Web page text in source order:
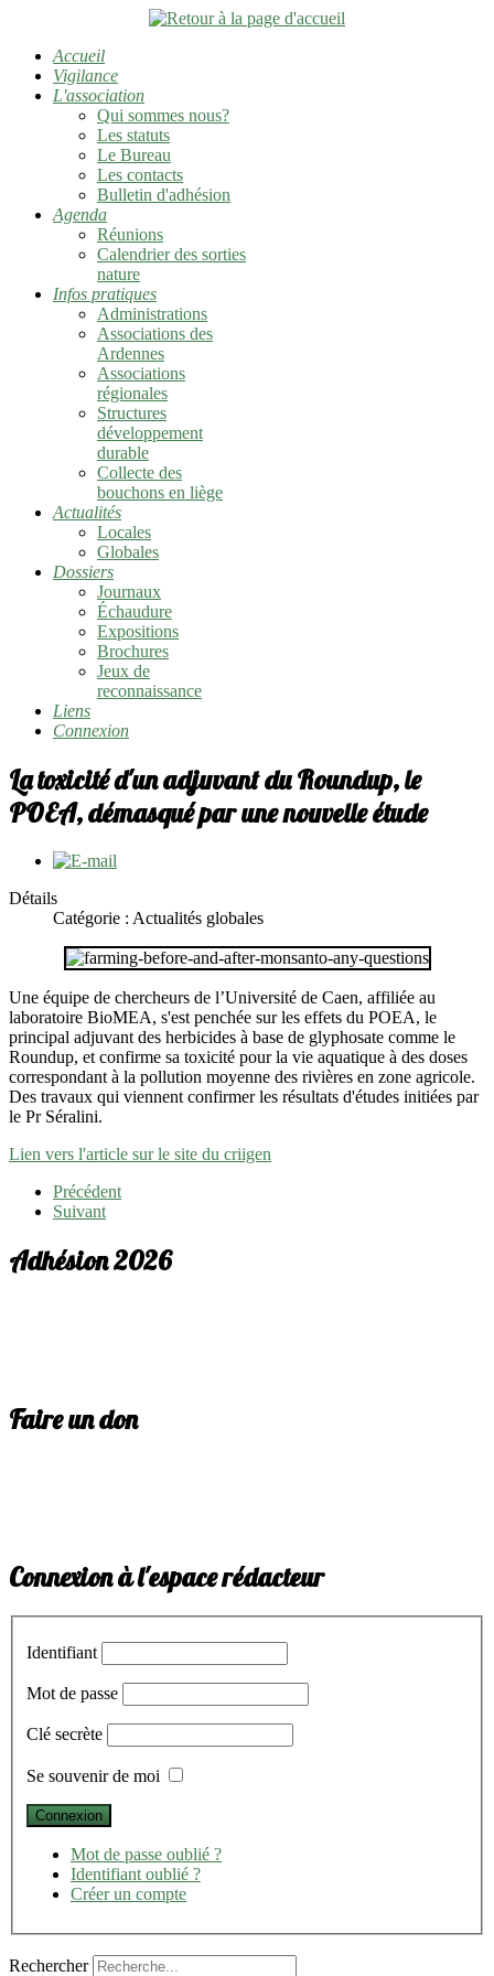
Accueil
Vigilance
L'association
Qui sommes nous?
Les statuts
Le Bureau
Les contacts
Bulletin d'adhésion
Agenda
Réunions
Calendrier des sorties
nature
Infos pratiques
Administrations
Associations des
Ardennes
Associations
régionales
Structures
développement
durable
Collecte des
bouchons en liège
Actualités
Locales
Globales
Dossiers
Journaux
Échaudure
Expositions
Brochures
Jeux de
reconnaissance
Liens
Connexion
La toxicité d'un adjuvant du Roundup, le
POEA, démasqué par une nouvelle étude
Détails
Catégorie : Actualités globales
Une équipe de chercheurs de l’Université de Caen, affiliée au
laboratoire BioMEA, s'est penchée sur les effets du POEA, le
principal adjuvant des herbicides à base de glyphosate comme le
Roundup, et confirme sa toxicité pour la vie aquatique à des doses
correspondant à la pollution moyenne des rivières en zone agricole.
Des travaux qui viennent confirmer les résultats d'études initiées par
le Pr Séralini.
Lien vers l'article sur le site du criigen
Précédent
Suivant
Adhésion 2026
Faire un don
Connexion à l'espace rédacteur
Identifiant
Mot de passe
Clé secrète
Se souvenir de moi
Mot de passe oublié ?
Identifiant oublié ?
Créer un compte
Rechercher